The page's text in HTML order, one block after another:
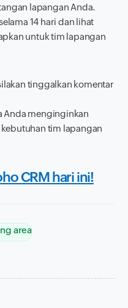
lapangan Anda.
14 hari dan lihat
untuk tim lapangan
tinggalkan komentar
Anda menginginkan
tim lapangan
CRM hari ini!
area